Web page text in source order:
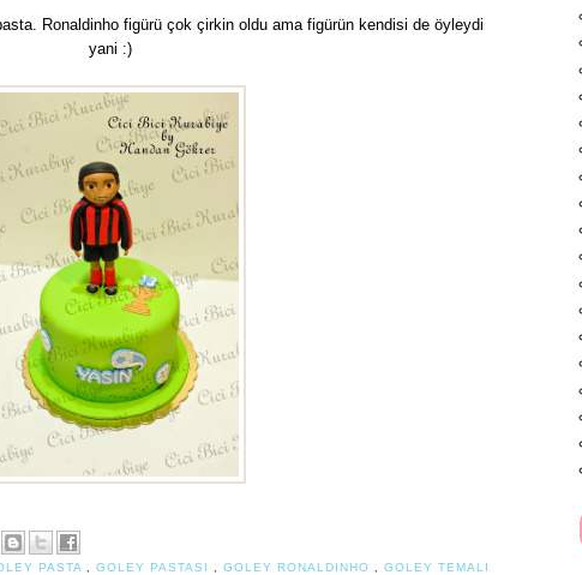
Ronaldinho figürü çok çirkin oldu ama figürün kendisi de öyleydi
yani :)
PASTA GOLEY PASTASI GOLEY RONALDINHO
GOLEY TEMALI